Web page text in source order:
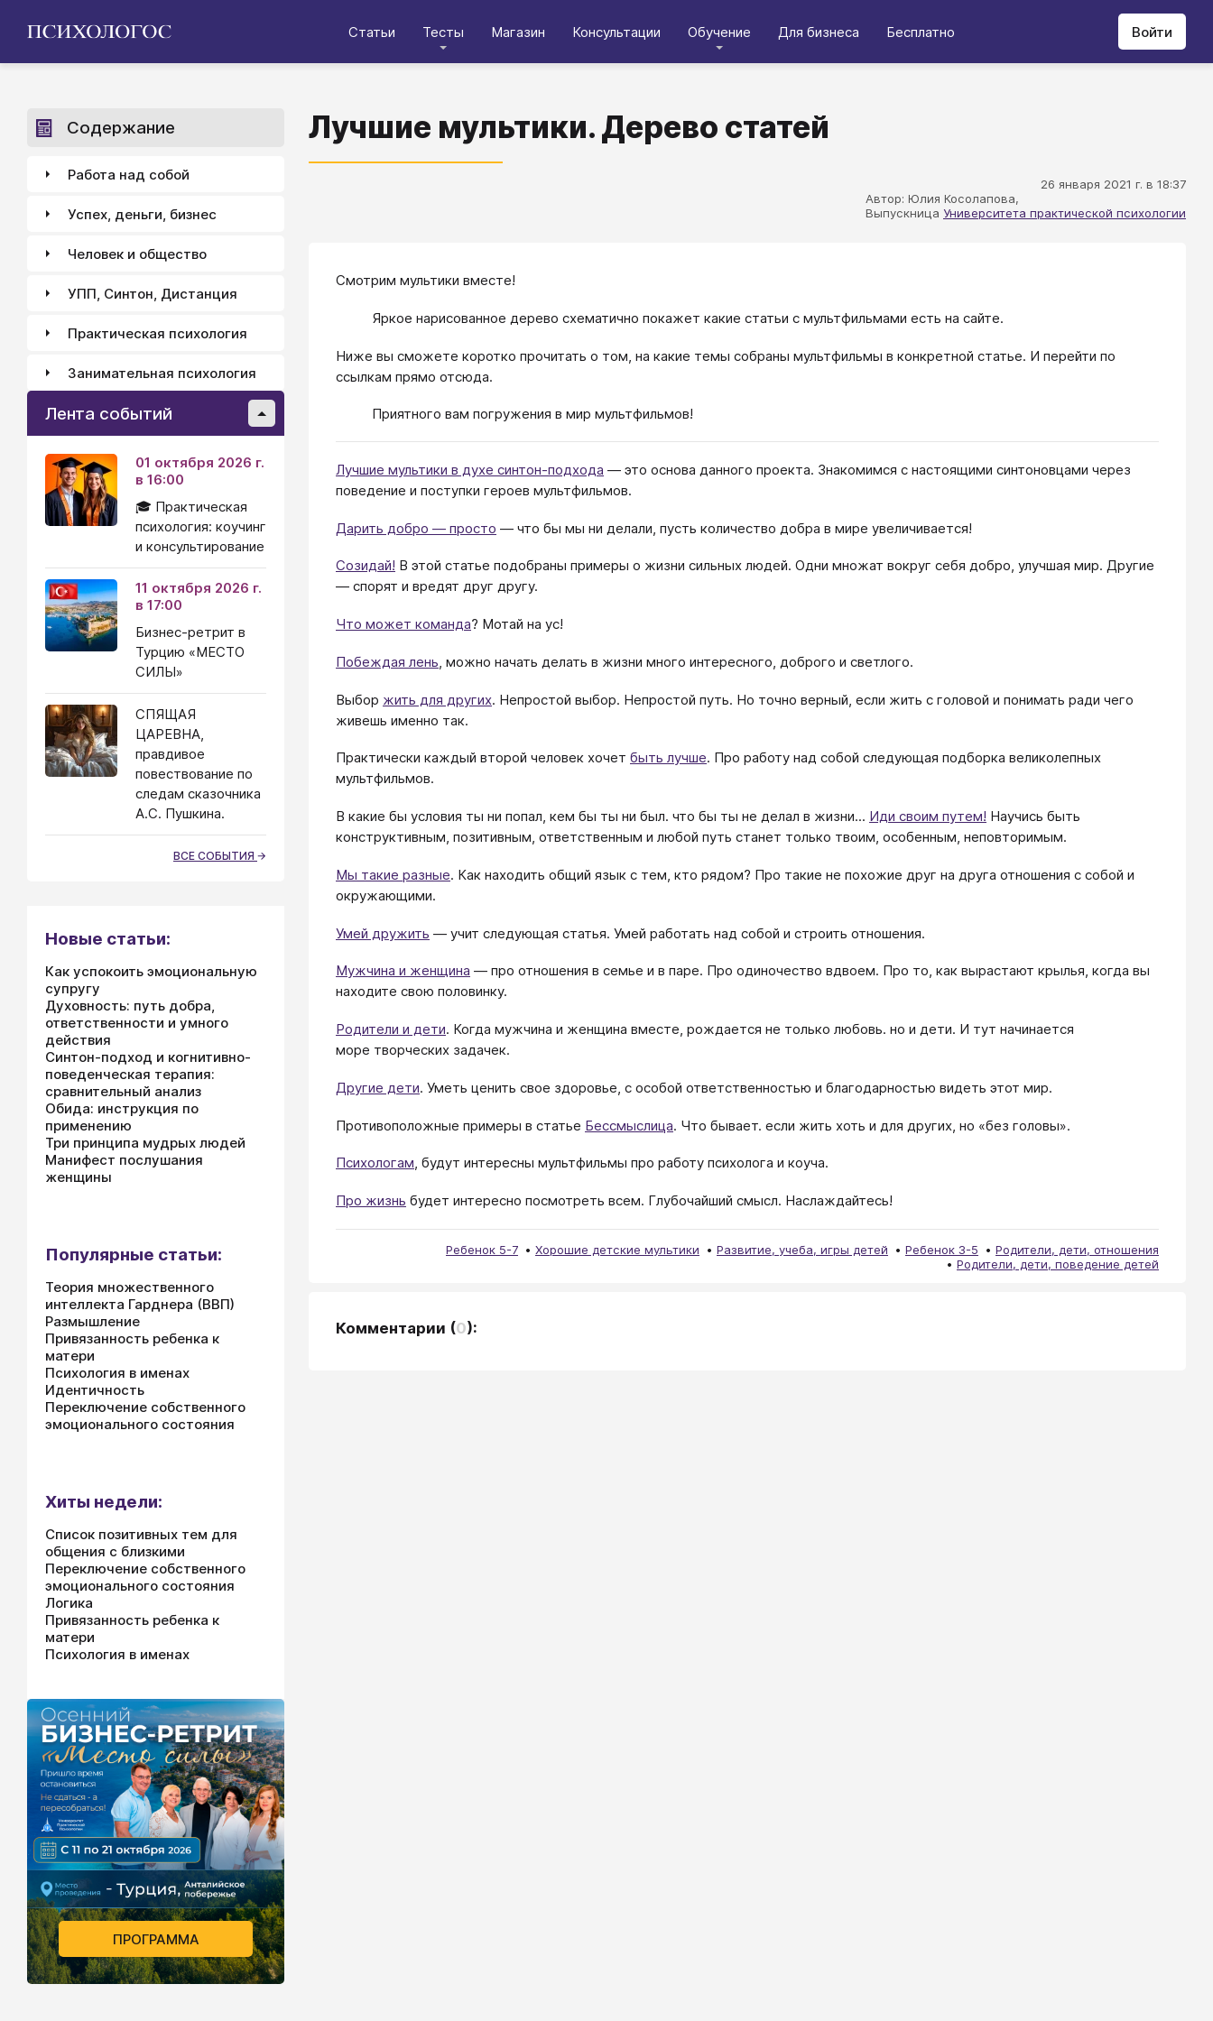
Статьи Тесты Магазин Консультации Обучение Для бизнеса Бесплатно Войти
Лучшие мультики. Дерево статей
26 января 2021 г. в 18:37
Автор: Юлия Косолапова,
Выпускница Университета практической психологии
Смотрим мультики вместе!
Яркое нарисованное дерево схематично покажет какие статьи с мультфильмами есть на сайте.
Ниже вы сможете коротко прочитать о том, на какие темы собраны мультфильмы в конкретной статье. И перейти по
ссылкам прямо отсюда.
Приятного вам погружения в мир мультфильмов!
Лучшие мультики в духе синтон-подхода — это основа данного проекта. Знакомимся с настоящими синтоновцами через
поведение и поступки героев мультфильмов.
Дарить добро — просто — что бы мы ни делали, пусть количество добра в мире увеличивается!
Созидай! В этой статье подобраны примеры о жизни сильных людей. Одни множат вокруг себя добро, улучшая мир. Другие
— спорят и вредят друг другу.
Что может команда? Мотай на ус!
Побеждая лень , можно начать делать в жизни много интересного, доброго и светлого.
Выбор жить для других. Непростой выбор. Непростой путь. Но точно верный, если жить с головой и понимать ради чего
живешь именно так.
Практически каждый второй человек хочет быть лучше. Про работу над собой следующая подборка великолепных
мультфильмов.
В какие бы условия ты ни попал, кем бы ты ни был. что бы ты не делал в жизни... Иди своим путем! Научись быть
конструктивным, позитивным, ответственным и любой путь станет только твоим, особенным, неповторимым.
Мы такие разные. Как находить общий язык с тем, кто рядом? Про такие не похожие друг на друга отношения с собой и
окружающими.
Умей дружить — учит следующая статья. Умей работать над собой и строить отношения.
Мужчина и женщина — про отношения в семье и в паре. Про одиночество вдвоем. Про то, как вырастают крылья, когда вы
находите свою половинку.
Родители и дети. Когда мужчина и женщина вместе, рождается не только любовь. но и дети. И тут начинается
море творческих задачек.
Другие дети. Уметь ценить свое здоровье, с особой ответственностью и благодарностью видеть этот мир.
Противоположные примеры в статье Бессмыслица. Что бывает. если жить хоть и для других, но «без головы».
Психологам, будут интересны мультфильмы про работу психолога и коуча.
Про жизнь будет интересно посмотреть всем. Глубочайший смысл. Наслаждайтесь!
Ребенок 5-7 Хорошие детские мультики Развитие, учеба, игры детей Ребенок 3-5
Родители, дети, отношения
Родители, дети, поведение детей
Комментарии (0):
Содержание
Работа над собой
Успех, деньги, бизнес
Человек и общество
УПП, Синтон, Дистанция
Практическая психология
Занимательная психология
Лента событий
01 октября 2026 г.
в 16:00
🎓 Практическая
психология: коучинг
и консультирование
11 октября 2026 г.
в 17:00
Бизнес-ретрит в
Турцию «МЕСТО
СИЛЫ»
СПЯЩАЯ
ЦАРЕВНА,
правдивое
повествование по
следам сказочника
А.С. Пушкина.
ВСЕ СОБЫТИЯ
Новые статьи:
Как успокоить эмоциональную
супругу
Духовность: путь добра,
ответственности и умного
действия
Синтон-подход и когнитивно-
поведенческая терапия:
сравнительный анализ
Обида: инструкция по
применению
Три принципа мудрых людей
Манифест послушания
женщины
Популярные статьи:
Теория множественного
интеллекта Гарднера (ВВП)
Размышление
Привязанность ребенка к
матери
Психология в именах
Идентичность
Переключение собственного
эмоционального состояния
Хиты недели:
Список позитивных тем для
общения с близкими
Переключение собственного
эмоционального состояния
Логика
Привязанность ребенка к
матери
Психология в именах
ПРОГРАММА